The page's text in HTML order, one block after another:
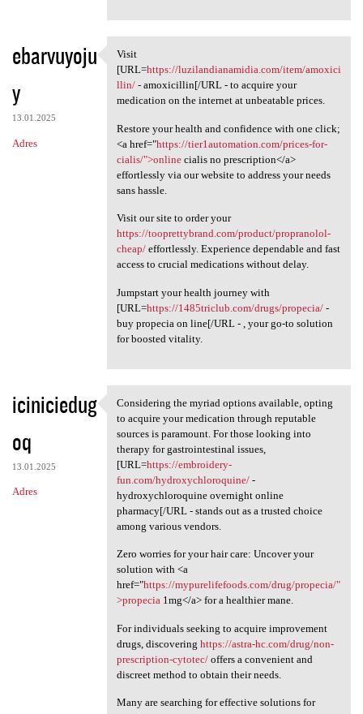
ebarvuyoju
y
13.01.2025
Adres
Visit [URL=https:/
Visit
[URL=https://luzilandianamidia.com/item/amoxici
llin/- amoxicillin[/URL - to acquire your
medication on the internet at unbeatable prices.
Restore your health and confidence with one click;
<a href="https://tier1automation.com/prices-for-
cialis/">onlinecialis no prescription</a>
effortlessly via our website to address your needs
sans hassle.
Visit our site to order your
https://tooprettybrand.com/product/propranolol-
cheap/effortlessly. Experience dependable and fast
access to crucial medications without delay.
Jumpstart your health journey with
[URL=https://1485triclub.com/drugs/propecia/-
buy propecia on line[/URL - , your go-to solution
for boosted vitality.
iciniciedug
oq
13.01.2025
Adres
Considering the myriad
Considering the myriad options available, opting
to acquire your medication through reputable
sources is paramount. For those looking into
therapy for gastrointestinal issues,
[URL=https://embroidery-
fun.com/hydroxychloroquine/-
hydroxychloroquine overnight online
pharmacy[/URL - stands out as a trusted choice
among various vendors.
Zero worries for your hair care: Uncover your
solution with <a
href="https://mypurelifefoods.com/drug/propecia/"
>propecia1mg</a> for a healthier mane.
For individuals seeking to acquire improvement
drugs, discovering https://astra-hc.com/drug/non-
prescription-cytotec/offers a convenient and
discreet method to obtain their needs.
Many are searching for effective solutions for